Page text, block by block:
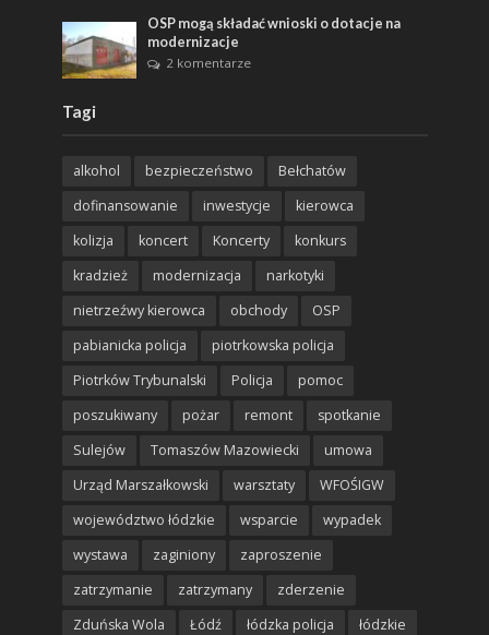
OSP mogą składać wnioski o dotacje na
modernizacje
2 komentarze
Tagi
alkohol bezpieczeństwo
Bełchatów
dofinansowanie
inwestycje
kierowca
kolizja
koncert Koncerty
konkurs
kradzież
modernizacja
narkotyki
nietrzeźwy kierowca
obchody
OSP
pabianicka policja
piotrkowska policja
Piotrków Trybunalski
Policja
pomoc
poszukiwany
pożar remont
spotkanie
Sulejów
Tomaszów Mazowiecki
umowa
Urząd Marszałkowski
warsztaty
WFOŚIGW
województwo łódzkie
wsparcie
wypadek
wystawa
zaginiony
zaproszenie
zatrzymanie
zatrzymany
zderzenie
Zduńska Wola
Łódź łódzka policja łódzkie